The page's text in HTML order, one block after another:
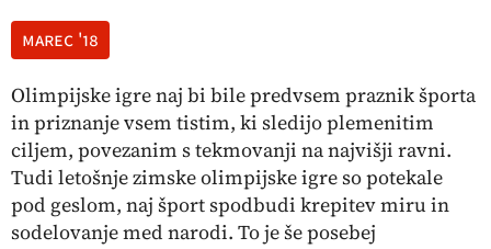
marec '18
Olimpijske igre naj bi bile predvsem praznik športa
in priznanje vsem tistim, ki sledijo plemenitim
ciljem, povezanim s tekmovanji na najvišji ravni.
Tudi letošnje zimske olimpijske igre so potekale
pod geslom, naj šport spodbudi krepitev miru in
sodelovanje med narodi. To je še posebej